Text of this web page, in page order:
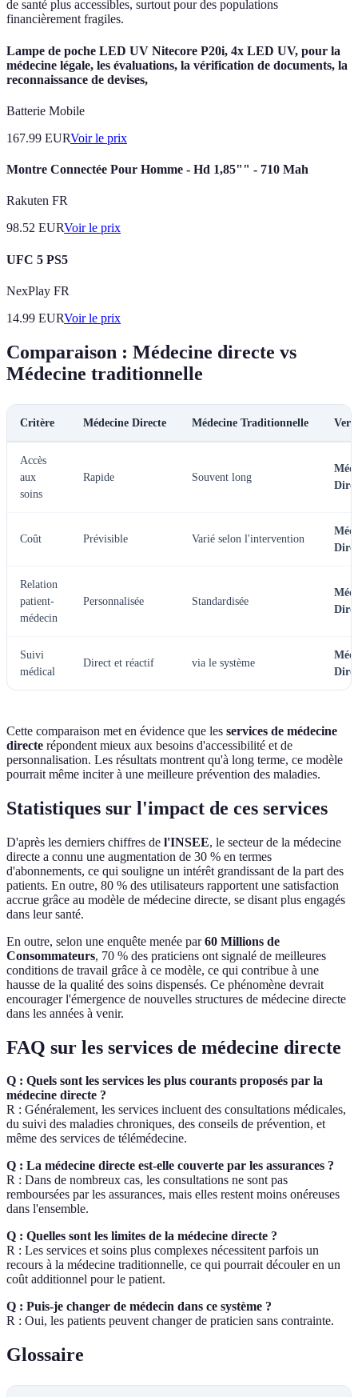
de santé plus accessibles, surtout pour des populations
financièrement fragiles.
Lampe de poche LED UV Nitecore P20i, 4x LED UV, pour la
médecine légale, les évaluations, la vérification de documents, la
reconnaissance de devises,
Batterie Mobile
167.99 EURVoir le prix
Montre Connectée Pour Homme - Hd 1,85"" - 710 Mah
Rakuten FR
98.52 EURVoir le prix
UFC 5 PS5
NexPlay FR
14.99 EURVoir le prix
Comparaison : Médecine directe vs
Médecine traditionnelle
Critère Médecine Directe Médecine Traditionnelle
Accès
aux
soins
Rapide Souvent long
Coût Prévisible Varié selon l'intervention
Relation
patient-
médecin
Personnalisée Standardisée
Suivi
médical
Direct et réactif via le système
Cette comparaison met en évidence que les services de médecine
directe répondent mieux aux besoins d'accessibilité et de
personnalisation. Les résultats montrent qu'à long terme, ce modèle
pourrait même inciter à une meilleure prévention des maladies.
Statistiques sur l'impact de ces services
D'après les derniers chiffres de l'INSEE, le secteur de la médecine
directe a connu une augmentation de 30 % en termes
d'abonnements, ce qui souligne un intérêt grandissant de la part des
patients. En outre, 80 % des utilisateurs rapportent une satisfaction
accrue grâce au modèle de médecine directe, se disant plus engagés
dans leur santé.
En outre, selon une enquête menée par60 Millions de
Consommateurs, 70 % des praticiens ont signalé de meilleures
conditions de travail grâce à ce modèle, ce qui contribue à une
hausse de la qualité des soins dispensés. Ce phénomène devrait
encourager l'émergence de nouvelles structures de médecine directe
dans les années à venir.
FAQ sur les services de médecine directe
Q : Quels sont les services les plus courants proposés par la
médecine directe ?
R : Généralement, les services incluent des consultations médicales,
du suivi des maladies chroniques, des conseils de prévention, et
même des services de télémédecine.
Q : La médecine directe est-elle couverte par les assurances ?
R : Dans de nombreux cas, les consultations ne sont pas
remboursées par les assurances, mais elles restent moins onéreuses
dans l'ensemble.
Q : Quelles sont les limites de la médecine directe ?
R : Les services et soins plus complexes nécessitent parfois un
recours à la médecine traditionnelle, ce qui pourrait découler en un
coût additionnel pour le patient.
Q : Puis-je changer de médecin dans ce système ?
R : Oui, les patients peuvent changer de praticien sans contrainte.
Glossaire